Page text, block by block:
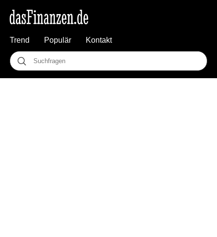
Trend Populär Kontakt